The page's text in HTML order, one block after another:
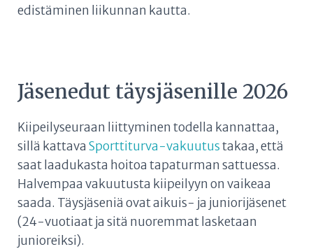
edistäminen liikunnan kautta.
Jäsenedut täysjäsenille 2026
Kiipeilyseuraan liittyminen todella kannattaa,
sillä kattava Sporttiturva-vakuutustakaa, että
saat laadukasta hoitoa tapaturman sattuessa.
Halvempaa vakuutusta kiipeilyyn on vaikeaa
saada. Täysjäseniä ovat aikuis- ja juniorijäsenet
(24-vuotiaat ja sitä nuoremmat lasketaan
junioreiksi).